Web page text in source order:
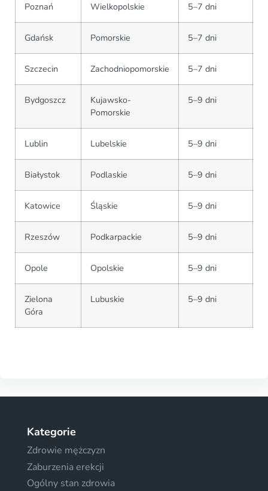
Poznań Wielkopolskie 5–7 dni
Gdańsk Pomorskie 5–7 dni
Szczecin Zachodniopomorskie 5–7 dni
Bydgoszcz
Kujawsko-
Pomorskie
5–9 dni
Lublin Lubelskie 5–9 dni
Białystok Podlaskie 5–9 dni
Katowice Śląskie 5–9 dni
Rzeszów Podkarpackie 5–9 dni
Opole Opolskie 5–9 dni
Zielona
Góra
Lubuskie 5–9 dni
Kategorie
Zdrowie mężczyzn
Zaburzenia erekcji
Ogólny stan zdrowia